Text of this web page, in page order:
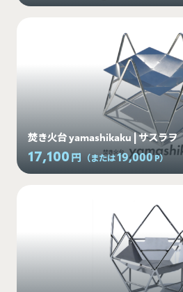
焚き火台 yamashikaku | サスラヲ
17,100 円 （または19,000 P）